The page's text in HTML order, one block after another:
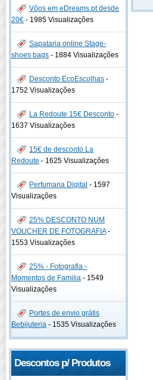
Vôos em eDreams.pt desde
20€ - 1985 Visualizações
Sapataria online Stage-
shoes bags - 1884 Visualizações
Desconto EcoEscolhas -
1752 Visualizações
La Redoute 15€ Desconto -
1637 Visualizações
15€ de desconto La
Redoute - 1625 Visualizações
Perfumaria Digital - 1597
Visualizações
25% DESCONTO NUM
VOUCHER DE FOTOGRAFIA-
1553 Visualizações
25% - Fotografia -
Momentos de Familia - 1549
Visualizações
Portes de envio grátis
Bebijuteria - 1535 Visualizações
Descontos p/ Produtos